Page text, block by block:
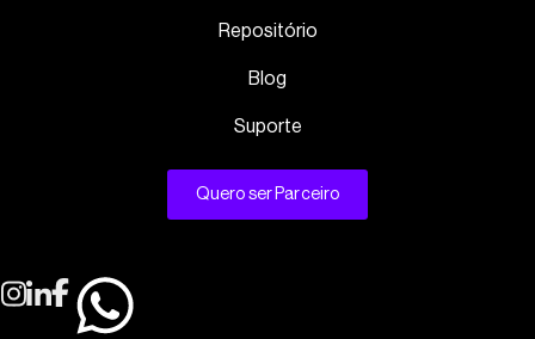
Repositório
Blog
Suporte
Quero ser Parceiro